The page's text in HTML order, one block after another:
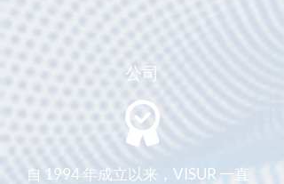
公司
自 1994 年成立以来，VISUR 一直